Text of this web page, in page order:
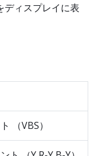
ディスプレイに表
（VBS）